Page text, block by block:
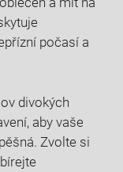
počasí⁤ a
divokých⁣
aby vaše
Zvolte si